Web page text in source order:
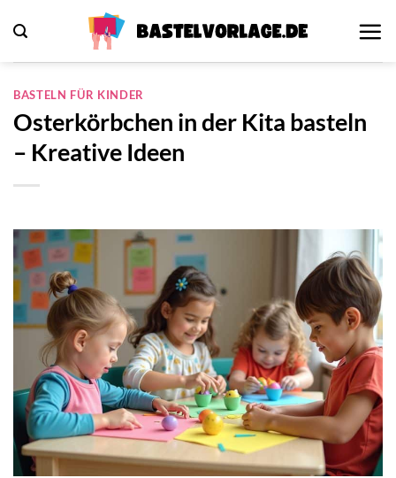
Inhalt
springen
BASTELN FÜR KINDER
Osterkörbchen in der Kita basteln
– Kreative Ideen